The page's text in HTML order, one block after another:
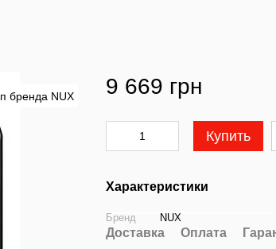
9 669 грн
Купить
Характеристики
Бренд NUX
Доставка Оплата